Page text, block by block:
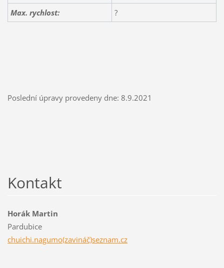
Max. rychlost:
?
Poslední úpravy provedeny dne: 8.9.2021
Kontakt
Horák Martin
Pardubice
chuichi.nagumo(zavináč)seznam.cz